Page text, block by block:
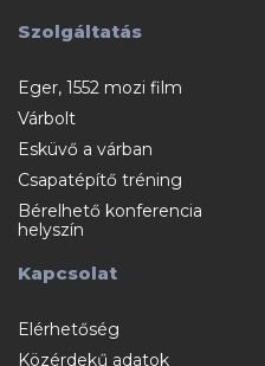
Szolgáltatás
Eger, 1552 mozi film
Várbolt
Esküvő a várban
Csapatépítő tréning
Bérelhető konferencia
helyszín
Kapcsolat
Elérhetőség
Közérdekű adatok